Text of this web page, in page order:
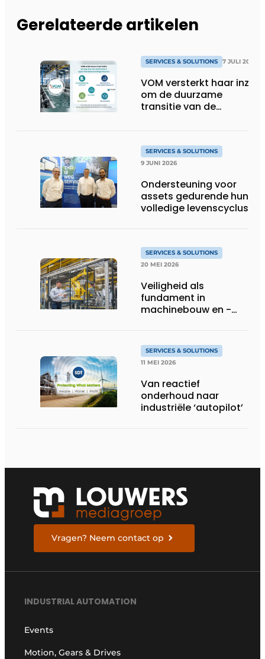
Gerelateerde artikelen
SERVICES & SOLUTIONS 7 JULI 2026
VOM versterkt haar inzet
om de duurzame
transitie van de
SERVICES & SOLUTIONS
9 JUNI 2026
Ondersteuning voor
assets gedurende hun
volledige levenscyclus
SERVICES & SOLUTIONS
20 MEI 2026
Veiligheid als
fundament in
machinebouw en -
SERVICES & SOLUTIONS
11 MEI 2026
Van reactief
onderhoud naar
industriële ‘autopilot’
Vragen? Neem contact op
INDUSTRIAL AUTOMATION
Events
Motion, Gears & Drives